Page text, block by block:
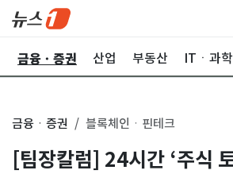
금융ㆍ증권 산업 부동산 ITㆍ과학
금융ㆍ증권 블록체인ㆍ핀테크
[팀장칼럼] 24시간 ‘주식